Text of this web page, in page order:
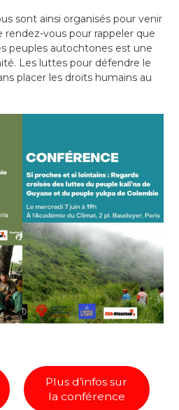
sont ainsi organisés pour venir
vous pour rappeler que
peuples autochtones est une
Les luttes pour défendre le
placer les droits humains au
Plus d’infos sur
la conférence